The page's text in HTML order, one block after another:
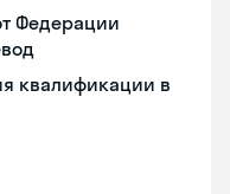
Федерации
квалификации в